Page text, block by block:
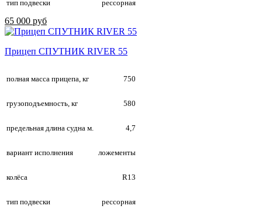
тип подвески рессорная
65 000 руб
Прицеп СПУТНИК RIVER 55
полная масса прицепа, кг 750
грузоподъемность, кг 580
предельная длина судна м. 4,7
вариант исполнения ложементы
колёса R13
тип подвески рессорная